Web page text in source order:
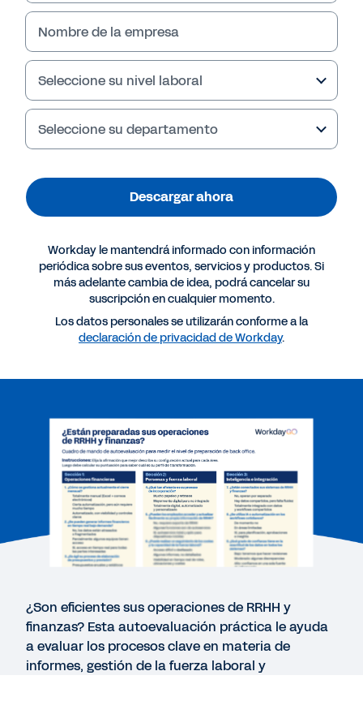
Descargar ahora
Más recursos
CHECKLIST
¿Están preparadas sus operaciones de RRHH y
finanzas?
Despejar el camino hacia el futuro
PÁGINA WEB
Crezca sin límites con Workday
ONEPAGER
eligen Workday GO
Ver más recursos
Nombre de la empresa
Seleccione su nivel laboral
Seleccione su departamento
Descargar ahora
Workday le mantendrá informado con información
periódica sobre sus eventos, servicios y productos. Si
más adelante cambia de idea, podrá cancelar su
suscripción en cualquier momento.
Los datos personales se utilizarán conforme a la
declaración de privacidad de Workday.
¿Son eficientes sus operaciones de RRHH y
finanzas? Esta autoevaluación práctica le ayuda
a evaluar los procesos clave en materia de
informes, gestión de la fuerza laboral y